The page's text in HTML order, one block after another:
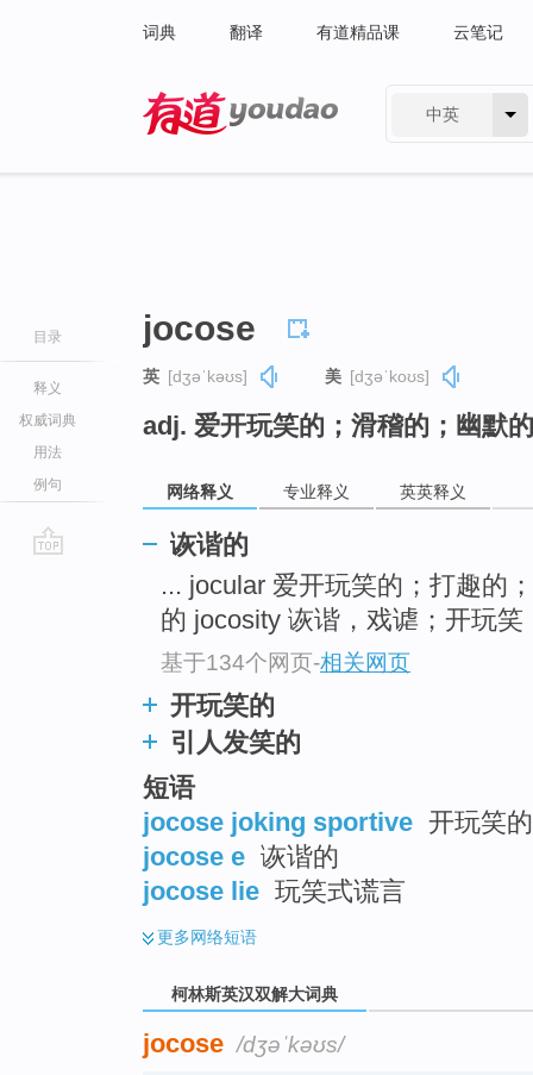
词典 翻译 有道精品课 云笔记
中英
目录
释义
权威词典
用法
例句
jocose
英 [dʒəˈkəʊs] 美 [dʒəˈkoʊs]
adj. 爱开玩笑的；滑稽的；幽默
网络释义 专业释义 英英释义
诙谐的
... jocular 爱开玩笑的；打趣的
的 jocosity 诙谐，戏谑；开玩笑
基于134个网页-相关网页
开玩笑的
引人发笑的
短语
jocose joking sportive 开玩笑的
jocose e 诙谐的
jocose lie 玩笑式谎言
更多网络短语
柯林斯英汉双解大词典
jocose /dʒəˈkəʊs/